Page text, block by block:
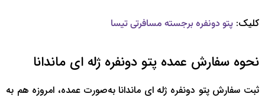
کلیک: پتو دونفره برجسته مسافرتی تیسا
نحوه سفارش عمده پتو دونفره ژله ای ماندانا
ثبت سفارش پتو دونفره ژله ای ماندانا به‌صورت عمده، امروزه هم به